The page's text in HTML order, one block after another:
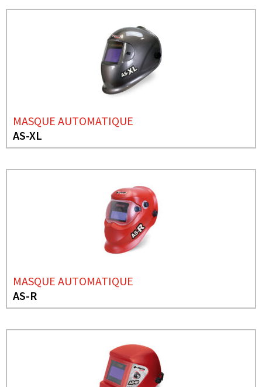
MASQUE AUTOMATIQUE
AS-XL
MASQUE AUTOMATIQUE
AS-R